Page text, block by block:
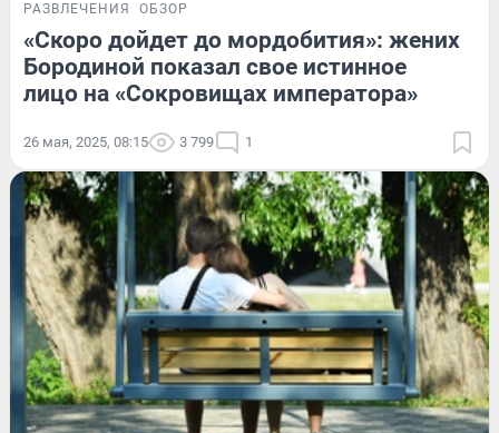
РАЗВЛЕЧЕНИЯ ОБЗОР
«Скоро дойдет до мордобития»: жених
Бородиной показал свое истинное
лицо на «Сокровищах императора»
26 мая, 2025, 08:15 3 799 1